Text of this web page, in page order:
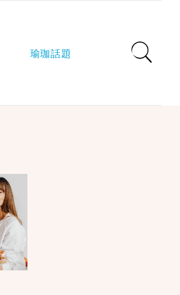
瑜珈話題